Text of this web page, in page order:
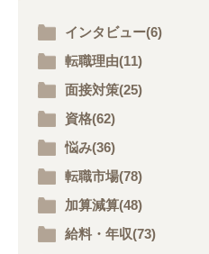
インタビュー(6)
転職理由(11)
面接対策(25)
資格(62)
悩み(36)
転職市場(78)
加算減算(48)
給料・年収(73)